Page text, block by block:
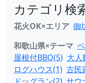
カテゴリ検
花火OK×エリア 御
和歌山県×テーマ
屋根付BBQ(5) 大人
ログハウス(1) 古民